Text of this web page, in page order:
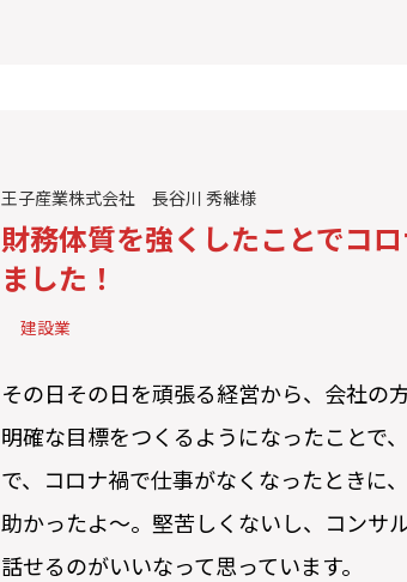
王子産業株式会社 長谷川 秀継様
財務体質を強くしたことでコ
ました！
建設業
その日その日を頑張る経営から、会社の
明確な目標をつくるようになったことで
で、コロナ禍で仕事がなくなったときに
助かったよ～。堅苦しくないし、コンサ
話せるのがいいなって思っています。